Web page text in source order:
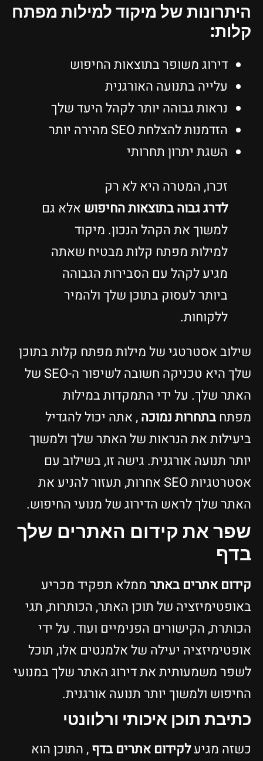
היתרונות של מיקוד למילות מפתח
קלות:
דירוג משופר בתוצאות החיפוש
עלייה בתנועה האורגנית
נראות גבוהה יותר לקהל היעד שלך
הזדמנות להצלחת SEO מהירה יותר
השגת יתרון תחרותי
זכרו, המטרה היא לא רק
לדרג גבוה בתוצאות החיפוש אלא גם
למשוך את הקהל הנכון. מיקוד
למילות מפתח קלות מבטיח שאתה
מגיע לקהל עם הסבירות הגבוהה
ביותר לעסוק בתוכן שלך ולהמיר
ללקוחות.
שילוב אסטרטגי של מילות מפתח קלות בתוכן
שלך היא טכניקה חשובה לשיפור ה-SEO של
האתר שלך. על ידי התמקדות במילות
מפתח בתחרות נמוכה, אתה יכול להגדיל
ביעילות את הנראות של האתר שלך ולמשוך
יותר תנועה אורגנית. גישה זו, בשילוב עם
אסטרטגיות SEO אחרות, תעזור להניע את
האתר שלך לראש הדירוג של מנועי החיפוש.
שפר את קידום האתרים שלך
בדף
קידום אתרים באתרממלא תפקיד מכריע
באופטימיזציה של תוכן האתר, הכותרות, תגי
הכותרת, הקישורים הפנימיים ועוד. על ידי
אופטימיזציה יעילה של אלמנטים אלו, תוכל
לשפר משמעותית את דירוג האתר שלך במנועי
החיפוש ולמשוך יותר תנועה אורגנית.
כתיבת תוכן איכותי ורלוונטי
כשזה מגיעלקידום אתרים בדף, התוכן הוא